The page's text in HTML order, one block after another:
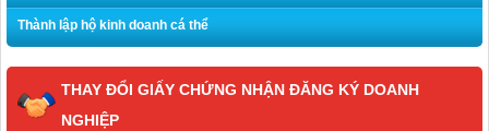
Thành lập hộ kinh doanh cá thể
THAY ĐỔI GIẤY CHỨNG NHẬN ĐĂNG KÝ DOANH
NGHIỆP